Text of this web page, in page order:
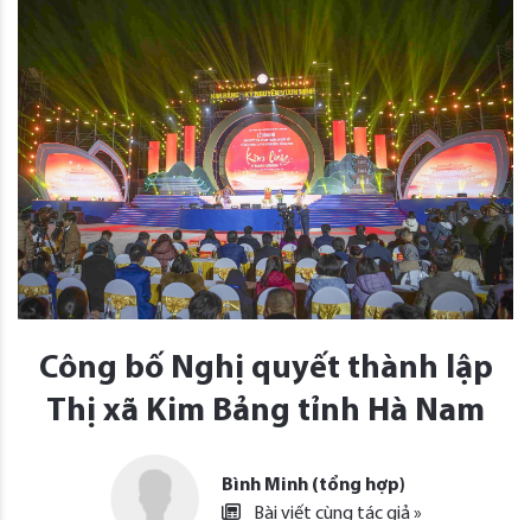
Công bố Nghị quyết thành lập
Thị xã Kim Bảng tỉnh Hà Nam
Bình Minh (tổng hợp)
Bài viết cùng tác giả »